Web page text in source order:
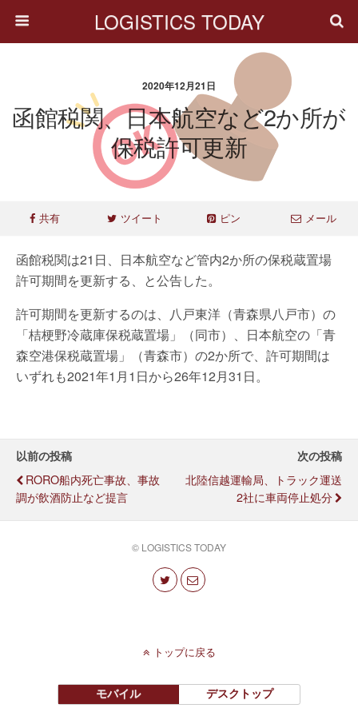
LOGISTICS TODAY
2020年12月21日
函館税関、日本航空など2か所が
保税許可更新
共有 ツイート ピン メール
函館税関は21日、日本航空など管内2か所の保税蔵置場
許可期間を更新する、と公告した。
許可期間を更新するのは、八戸東洋（青森県八戸市）の
「桔梗野冷蔵庫保税蔵置場」（同市）、日本航空の「青
森空港保税蔵置場」（青森市）の2か所で、許可期間は
いずれも2021年1月1日から26年12月31日。
以前の投稿
RORO船内死亡事故、事故
調が飲酒防止など提言
次の投稿
北陸信越運輸局、トラック運送
2社に車両停止処分
© LOGISTICS TODAY
トップに戻る
モバイル デスクトップ